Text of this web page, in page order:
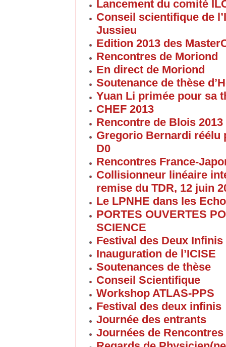
Lancement du comité
Conseil scientifique de
Jussieu
Edition 2013 des
Rencontres de Moriond
En direct de Moriond
Soutenance de thèse
Yuan Li primée pour sa
CHEF 2013
Rencontre de Blois 2013
Gregorio Bernardi réélu
D0
Rencontres France-
Collisionneur linéaire
remise du TDR, 12 juin
Le LPNHE dans les
PORTES OUVERTES
SCIENCE
Festival des Deux Infinis
Inauguration de l’ICISE
Soutenances de thèse
Conseil Scientifique
Workshop ATLAS-PPS
Festival des deux infinis
Journée des entrants
Journées de